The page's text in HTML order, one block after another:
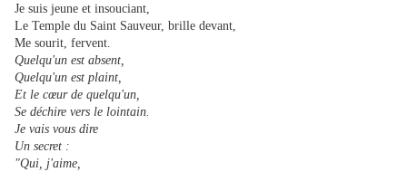
Je suis jeune et insouciant,
Le Temple du Saint Sauveur, brille devant,
Me sourit, fervent.
Quelqu'un est absent,
Quelqu'un est plaint,
Et le cœur de quelqu'un,
Se déchire vers le lointain.
Je vais vous dire
Un secret :
"Qui, j'aime,